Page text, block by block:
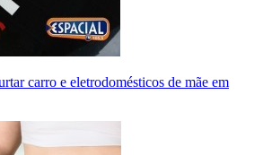
carro e eletrodomésticos de mãe em